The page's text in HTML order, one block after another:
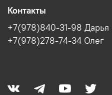
Контакты
+7(978)840-31-98 Дарья
+7(978)278-74-34 Олег